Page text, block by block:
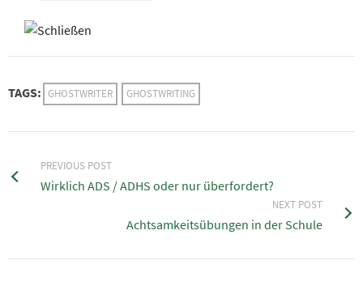
TAGS: GHOSTWRITER GHOSTWRITING
PREVIOUS POST
Wirklich ADS / ADHS oder nur überfordert?
NEXT POST
Achtsamkeitsübungen in der Schule